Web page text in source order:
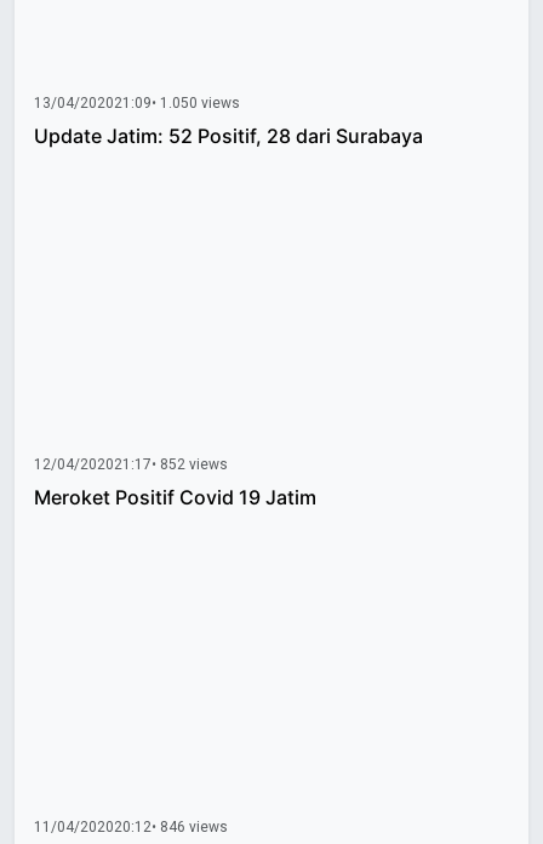
13/04/202021:09• 1.050 views
Update Jatim: 52 Positif, 28 dari Surabaya
12/04/202021:17• 852 views
Meroket Positif Covid 19 Jatim
11/04/202020:12• 846 views